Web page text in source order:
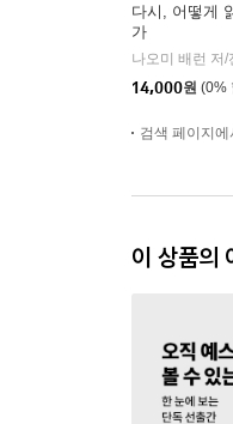
다시, 어떻게
가
14,000원 (0%
검색 페이지
이 상품의